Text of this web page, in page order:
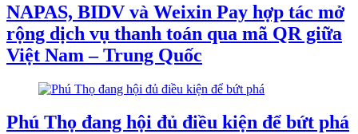
NAPAS, BIDV và Weixin Pay hợp tác mở
rộng dịch vụ thanh toán qua mã QR giữa
Việt Nam – Trung Quốc
Phú Thọ đang hội đủ điều kiện để bứt phá